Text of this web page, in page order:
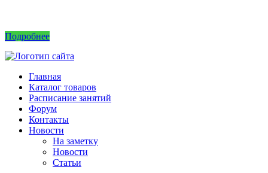
Подробнее
Главная
Каталог товаров
Расписание занятий
Форум
Контакты
Новости
На заметку
Новости
Статьи